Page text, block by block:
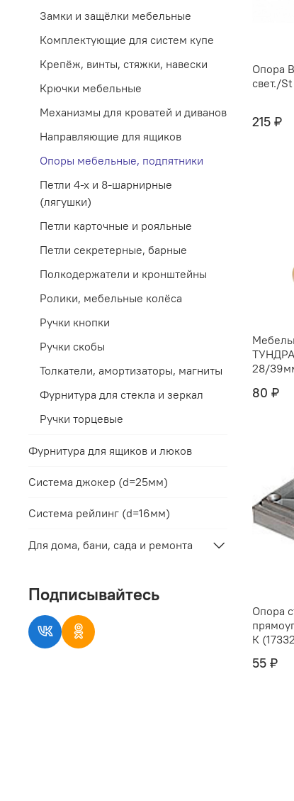
Опора
свет./
215 ₽
28/
80 ₽
Опора
К
55 ₽
Замки и защёлки мебельные
Комплектующие для систем купе
Крепёж, винты, стяжки, навески
Крючки мебельные
Механизмы для кроватей и диванов
Направляющие для ящиков
Опоры мебельные, подпятники
Петли 4-х и 8-шарнирные
(лягушки)
Петли карточные и рояльные
Петли секретерные, барные
Полкодержатели и кронштейны
Ролики, мебельные колёса
Ручки кнопки
Ручки скобы
Толкатели, амортизаторы, магниты
Фурнитура для стекла и зеркал
Ручки торцевые
Фурнитура для ящиков и люков
Система джокер (d=25мм)
Система рейлинг (d=16мм)
Для дома, бани, сада и ремонта
Подписывайтесь